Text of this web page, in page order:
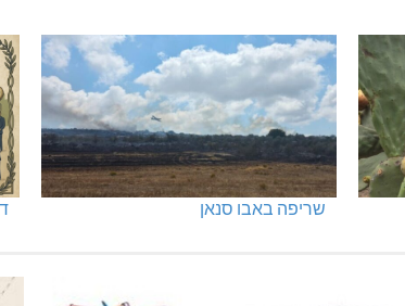
שריפה באבו סנאן